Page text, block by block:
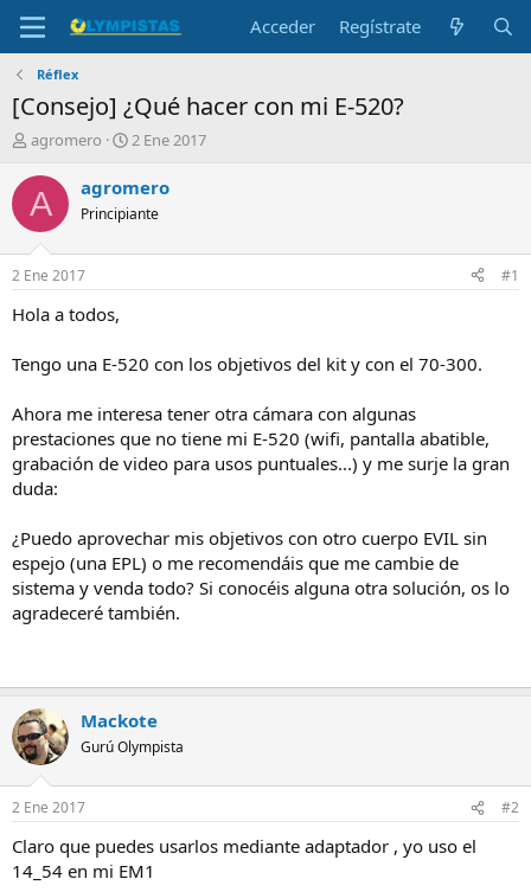
Acceder Regístrate
Réflex
[Consejo] ¿Qué hacer con mi E-520?
I
i
c
a
d
o
r
l
e
m
a
agromero
F
c
a
i
i
2 Ene 2017
A agromero
Principiante
2 Ene 2017 #1
Hola a todos,
Tengo una E-520 con los objetivos del kit y con el 70-300.
Ahora me interesa tener otra cámara con algunas
prestaciones que no tiene mi E-520 (wifi, pantalla abatible,
grabación de video para usos puntuales...) y me surje la gran
duda:
¿Puedo aprovechar mis objetivos con otro cuerpo EVIL sin
espejo (una EPL) o me recomendáis que me cambie de
sistema y venda todo? Si conocéis alguna otra solución, os lo
agradeceré también.
Mackote
Gurú Olympista
2 Ene 2017 #2
Claro que puedes usarlos mediante adaptador , yo uso el
14_54 en mi EM1